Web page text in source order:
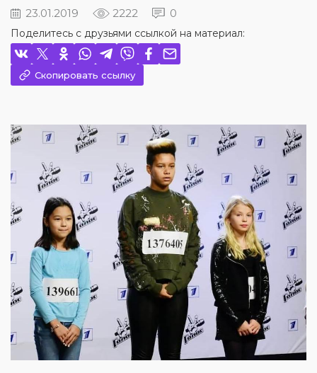
23.01.2019 2222 0
Поделитесь с друзьями ссылкой на материал:
Скопировать ссылку